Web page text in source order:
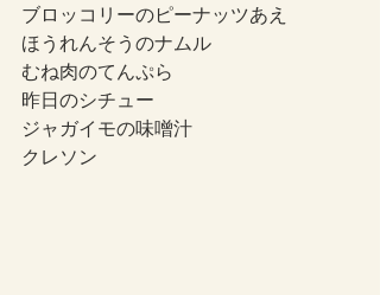
ブロッコリーのピーナッツあえ
ほうれんそうのナムル
むね肉のてんぷら
昨日のシチュー
ジャガイモの味噌汁
クレソン